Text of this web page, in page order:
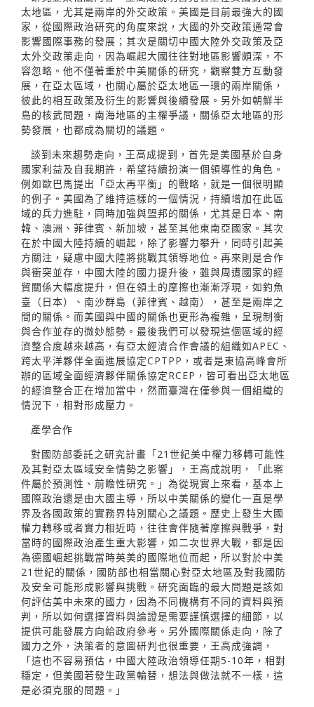
太地區，尤其是兩岸的外交政策。美國是目前最強大的國
家，從國際政治研究的角度來說，大國的外交政策通常會
影響國際事務的發展；其次是關切中國大陸外交政策及亞
太外交政策走向，因為崛起大國往往對地區影響頗深，不
容忽略。他不僅著重於中美關係的研究，觀察雙方互動發
展，在亞太區域，也關心屬於亞太地區一環的兩岸關係，
彼此的相互政策及衍生的影響與後續發展。另外如朝鮮半
島的核武問題，南海地區的主權爭議，關係亞太地區的形
勢發展，也都成為關切的議題。
談到未來趨勢走向，王高成提到，首先是美國基於自身
國家利益及自我期許，希望持續扮演一個領導性的角色。
例如歐巴馬提出「亞太再平衡」的戰略，就是一個很明顯
的例子。美國為了維持這樣的一個情況，持續增加在此區
域的兵力進駐，同時加強與盟邦的關係，尤其是日本、南
韓、澳洲、菲律賓、新加坡，甚至其他東南亞國家。其次
在於中國大陸持續的崛起，除了影響力攀升，同時引起美
方關注，疑慮中國大陸將挑戰其領導地位。再來則是合作
與衝突並存，中國大陸的國力提升後，雖與周遭國家的經
貿關係大幅度提升，但在領土的摩擦也漸漸浮現，如釣魚
臺（日本）、南沙群島（菲律賓、越南），甚至是兩岸之
間的關係。而美國與中國的關係也更形為複雜，呈現制衡
與合作並存的微妙態勢。最後我們可以發現這個區域的經
濟整合度越來越高，有亞太經濟合作會議的組織如APEC、
跨太平洋夥伴全面進展協定CPTPP，或者是東協高峰會所
辦的區域全面經濟夥伴關係協定RCEP，皆可看出亞太地區
的經濟整合正在增加當中，然而臺灣在僅參與一個組織的
情況下，相對形成壓力。
產學合作
對國防部委託之研究計畫「21世紀美中權力移轉可能性
及其對亞太區域安全情勢之影響」，王高成說明，「此案
件屬於預測性、前瞻性研究。」為從現實上來看，基本上
國際政治還是由大國主導，所以中美關係的變化一直是學
界及各國政策的實務界特別關心之議題。歷史上發生大國
權力轉移或者實力相近時，往往會伴隨著摩擦與戰爭，對
當時的國際政治產生重大影響，如二次世界大戰，都是因
為德國崛起挑戰當時英美的國際地位而起，所以對於中美
21世紀的關係，國防部也相當關心對亞太地區及對我國防
及安全可能形成影響與挑戰。研究面臨的最大問題是該如
何評估美中未來的國力，因為不同機構有不同的資料與預
判，所以如何選擇資料與論證是需要謹慎選擇的細節，以
提供可能發展方向給政府參考。另外國際關係走向，除了
國力之外，決策者的意圖研判也很重要，王高成強調，
「這也不容易預估，中國大陸政治領導任期5-10年，相對
穩定，但美國若發生政黨輪替，想法與做法就不一樣，這
是必須克服的問題。」